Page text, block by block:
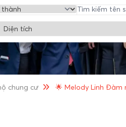
chung cư 🌟 Melody Linh Đàm